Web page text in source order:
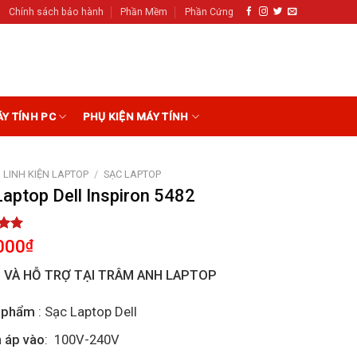
Chính sách bảo hành Phần Mềm Phần Cứng
TÍNH PC PHỤ KIỆN MÁY TÍNH
LINH KIỆN LAPTOP / SẠC LAPTOP
Dell Inspiron 5482
₫
VÀ HỖ TRỢ TẠI TRÂM ANH LAPTOP
: Sạc Laptop Dell
áp vào: 100V-240V